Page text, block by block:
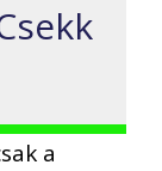
a